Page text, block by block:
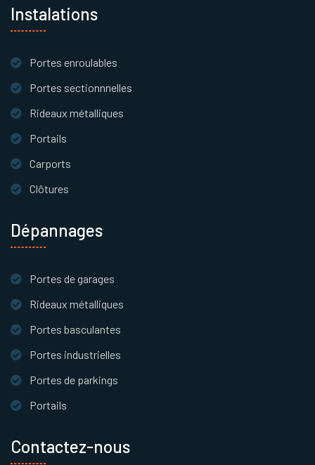
Instalations
Portes enroulables
Portes sectionnnelles
Rideaux métalliques
Portails
Carports
Clôtures
Dépannages
Portes de garages
Rideaux métalliques
Portes basculantes
Portes industrielles
Portes de parkings
Portails
Contactez-nous